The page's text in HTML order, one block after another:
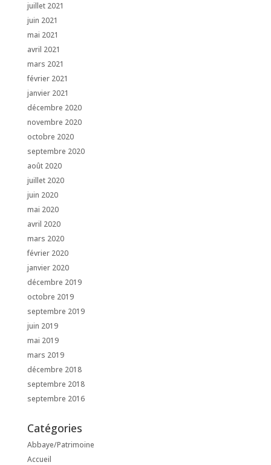
juillet 2021
juin 2021
mai 2021
avril 2021
mars 2021
février 2021
janvier 2021
décembre 2020
novembre 2020
octobre 2020
septembre 2020
août 2020
juillet 2020
juin 2020
mai 2020
avril 2020
mars 2020
février 2020
janvier 2020
décembre 2019
octobre 2019
septembre 2019
juin 2019
mai 2019
mars 2019
décembre 2018
septembre 2018
septembre 2016
Catégories
Abbaye/Patrimoine
Accueil